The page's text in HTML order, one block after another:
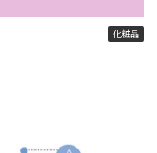
化粧品